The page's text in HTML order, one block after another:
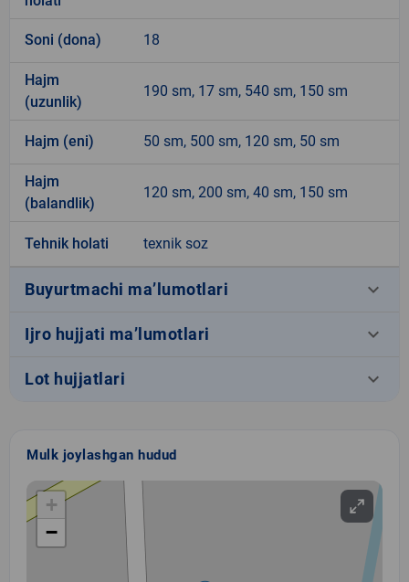
Soni (dona) 18
Hajm
(uzunlik)
190 sm, 17 sm, 540 sm, 150 sm
Hajm (eni) 50 sm, 500 sm, 120 sm, 50 sm
Hajm
(balandlik)
120 sm, 200 sm, 40 sm, 150 sm
Tehnik holati texnik soz
Buyurtmachi ma’lumotlari keyboard_arrow_down
Ijro hujjati ma’lumotlari keyboard_arrow_down
Lot hujjatlari keyboard_arrow_down
Mulk joylashgan hudud
+
−